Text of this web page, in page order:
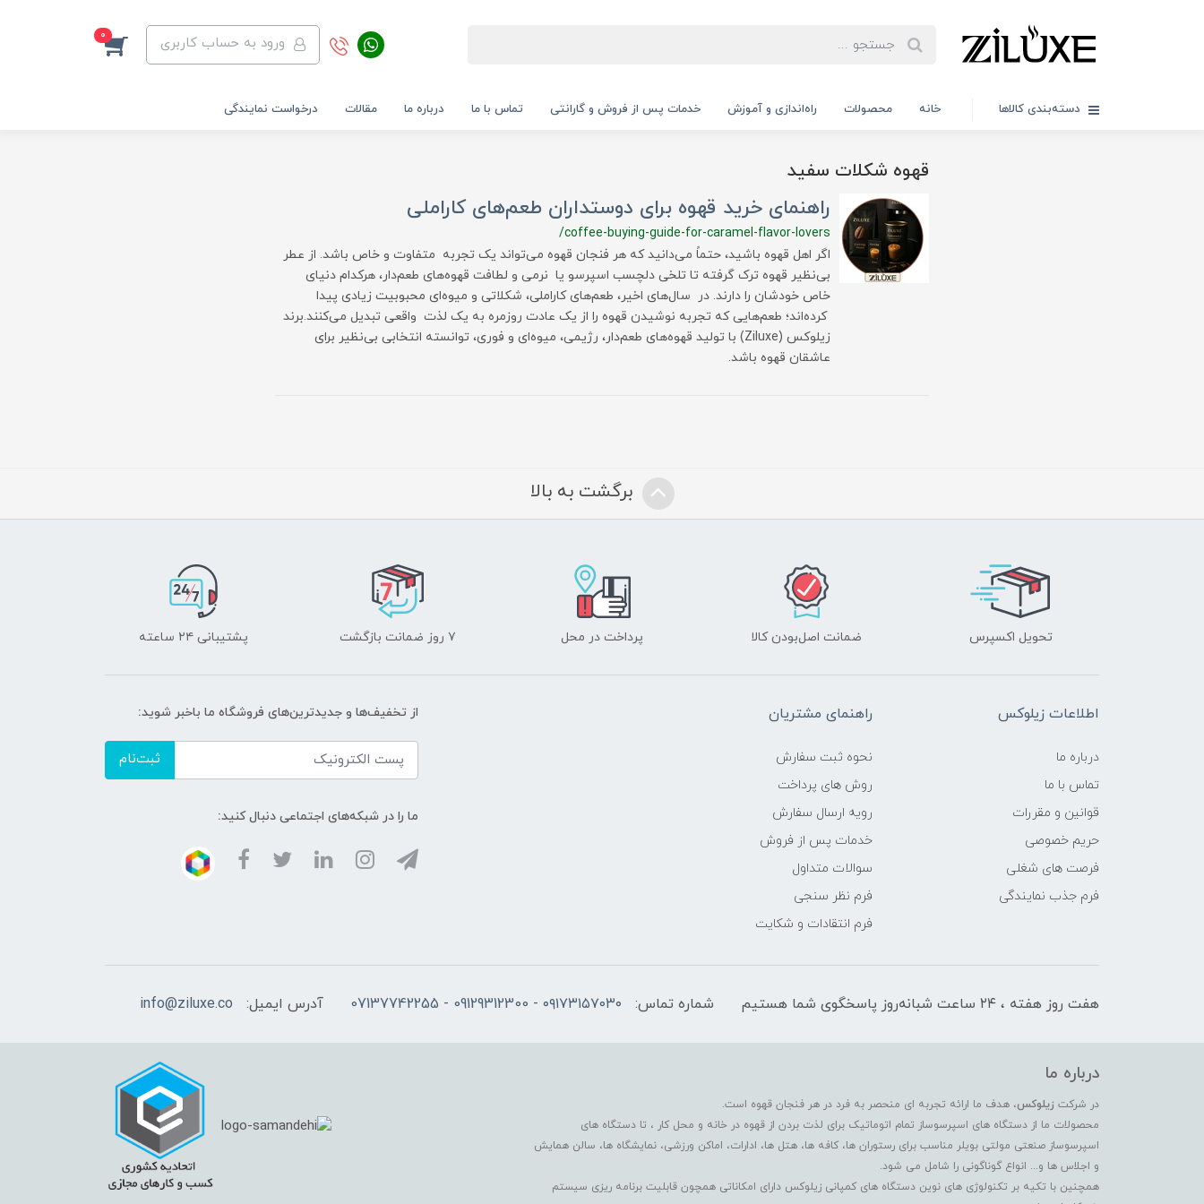
ورود به حساب کاربری 0
دسته‌بندی کالاها خانه محصولات راه‌اندازی و آموزش خدمات پس از فروش و گارانتی تماس با ما درباره ما مقالات درخواست نمایندگی
قهوه شکلات سفید
راهنمای خرید قهوه برای دوستداران طعم‌های کاراملی
/coffee-buying-guide-for-caramel-flavor-lovers
اگر اهل قهوه باشید، حتماً می‌دانید که هر فنجان قهوه می‌تواند یک تجربه متفاوت و خاص باشد. از عطر
بی‌نظیر قهوه ترک گرفته تا تلخی دلچسب اسپرسو یا نرمی و لطافت قهوه‌های طعم‌دار، هرکدام دنیای
خاص خودشان را دارند. در سال‌های اخیر، طعم‌های کاراملی، شکلاتی و میوه‌ای محبوبیت زیادی پیدا
کرده‌اند؛ طعم‌هایی که تجربه نوشیدن قهوه را از یک عادت روزمره به یک لذت واقعی تبدیل می‌کنند.برند
زیلوکس (Ziluxe) با تولید قهوه‌های طعم‌دار، رژیمی، میوه‌ای و فوری، توانسته انتخابی بی‌نظیر برای
عاشقان قهوه باشد.
برگشت به بالا
تحویل اکسپرس ضمانت اصل‌بودن کالا پرداخت در محل ۷ روز ضمانت بازگشت پشتیبانی ۲۴ ساعته
اطلاعات زیلوکس
درباره ما
تماس با ما
قوانین و مقررات
حریم خصوصی
فرصت های شغلی
فرم جذب نمایندگی
راهنمای مشتریان
نحوه ثبت سفارش
روش های پرداخت
رویه ارسال سفارش
خدمات پس از فروش
سوالات متداول
فرم نظر سنجی
فرم انتقادات و شکایت
از تخفیف‌ها و جدیدترین‌های فروشگاه ما باخبر شوید:
ثبت‌نام
ما را در شبکه‌های اجتماعی دنبال کنید:
هفت روز هفته ، ۲۴ ساعت شبانه‌روز پاسخگوی شما هستیم شماره تماس: ۰۹۱۷۳۱۵۷۰۳۰ - 09129312300 - 07137742255 آدرس ایمیل: info@ziluxe.co
درباره ما
در شرکت زیلوکس، هدف ما ارائه تجربه ای منحصر به فرد در هر فنجان قهوه است.
محصولات ما از دستگاه های اسپرسوساز تمام اتوماتیک برای لذت بردن از قهوه در خانه و محل کار ، تا دستگاه های
اسپرسوساز صنعتی مولتی بویلر مناسب برای رستوران ها، کافه ها، هتل ها، ادارات، اماکن ورزشی، نمایشگاه ها، سالن همایش
و اجلاس ها و... انواع گوناگونی را شامل می شود.
همچنین با تکیه بر تکنولوژی های نوین دستگاه های کمپانی زیلوکس دارای امکاناتی همچون قابلیت برنامه ریزی سیستم